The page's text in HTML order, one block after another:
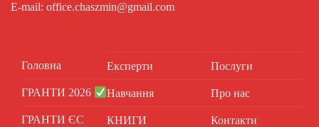
E-mail: office.chaszmin@gmail.com
Головна
ГРАНТИ 2026
ГРАНТИ ЄС
Експерти
Навчання
КНИГИ
Послуги
Про нас
Контакти